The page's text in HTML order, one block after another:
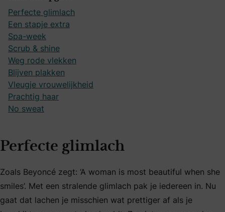
Perfecte glimlach
Een stapje extra
Spa-week
Scrub & shine
Weg rode vlekken
Blijven plakken
Vleugje vrouwelijkheid
Prachtig haar
No sweat
Perfecte glimlach
Zoals Beyoncé zegt: ‘A woman is most beautiful when she
smiles’. Met een stralende glimlach pak je iedereen in. Nu
gaat dat lachen je misschien wat prettiger af als je